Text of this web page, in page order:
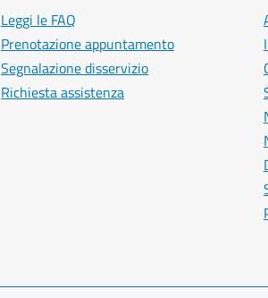
Leggi le FAQ
Prenotazione appuntamento
Segnalazione disservizio
Richiesta assistenza